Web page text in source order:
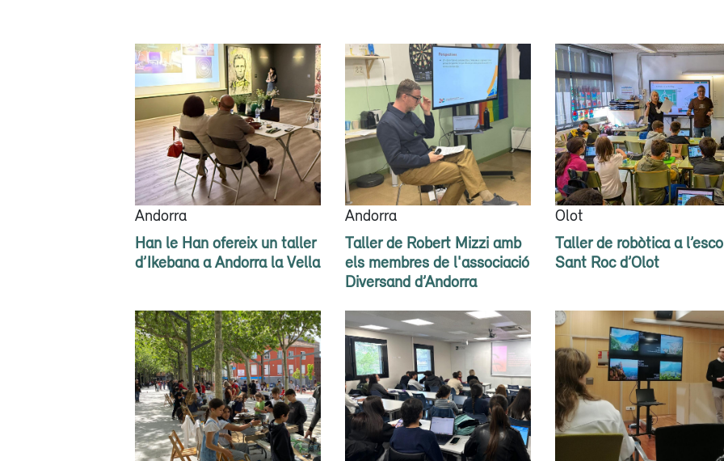
Andorra
Han le Han ofereix un taller
d’Ikebana a Andorra la Vella
Andorra
Taller de Robert Mizzi amb
els membres de l'associació
Diversand d’Andorra
Olot
Taller de robòtica a
Sant Roc d’Olot